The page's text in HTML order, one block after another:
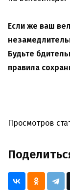
Если же ваш
Будьте
правила
Просмотров